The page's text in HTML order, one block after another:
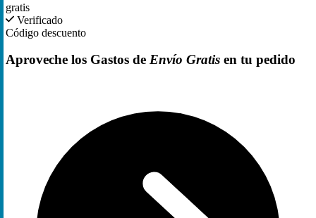
gratis
Verificado
Código descuento
Aproveche los Gastos de Envío Gratis en tu pedido